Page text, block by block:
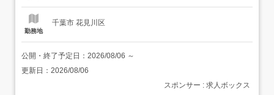
勤務地
千葉市 花見川区
公開・終了予定日： 2026/08/06 ～
更新日： 2026/08/06
スポンサー : 求人ボックス